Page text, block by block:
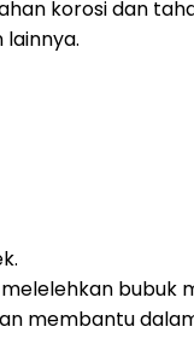
korosi dan
bubuk
membantu